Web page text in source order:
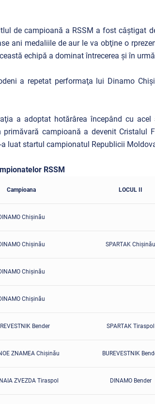
de campioană a RSSM a fost câştigat
ani medaliile de aur le va obţine o
echipă a dominat întrecerea şi în
a repetat performaţa lui Dinamo
a adoptat hotărârea începând cu
primăvară campioană a devenit
a luat startul campionatul Republicii
RSSM
Campioana LOCUL II
Chişinău
Chişinău SPARTAK Chişinău
Chişinău
Chişinău
Bender SPARTAK Tiraspol
ZNAMEA Chişinău BUREVESTNIK
ZVEZDA Tiraspol DINAMO Bender